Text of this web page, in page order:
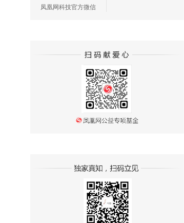
凤凰网科技官方微信